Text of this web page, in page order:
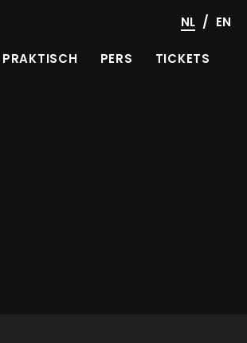
PRAKTISCH PERS TICKETS
NL / EN